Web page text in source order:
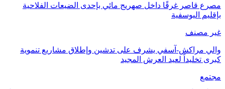
مصرع قاصر غرقًا داخل صهريج مائي بإحدى الضيعات الفلاحية
بإقليم اليوسفية
غير مصنف
والي مراكش-آسفي يشرف على تدشين وإطلاق مشاريع تنموية
كبرى تخليداً لعيد العرش المجيد
مجتمع